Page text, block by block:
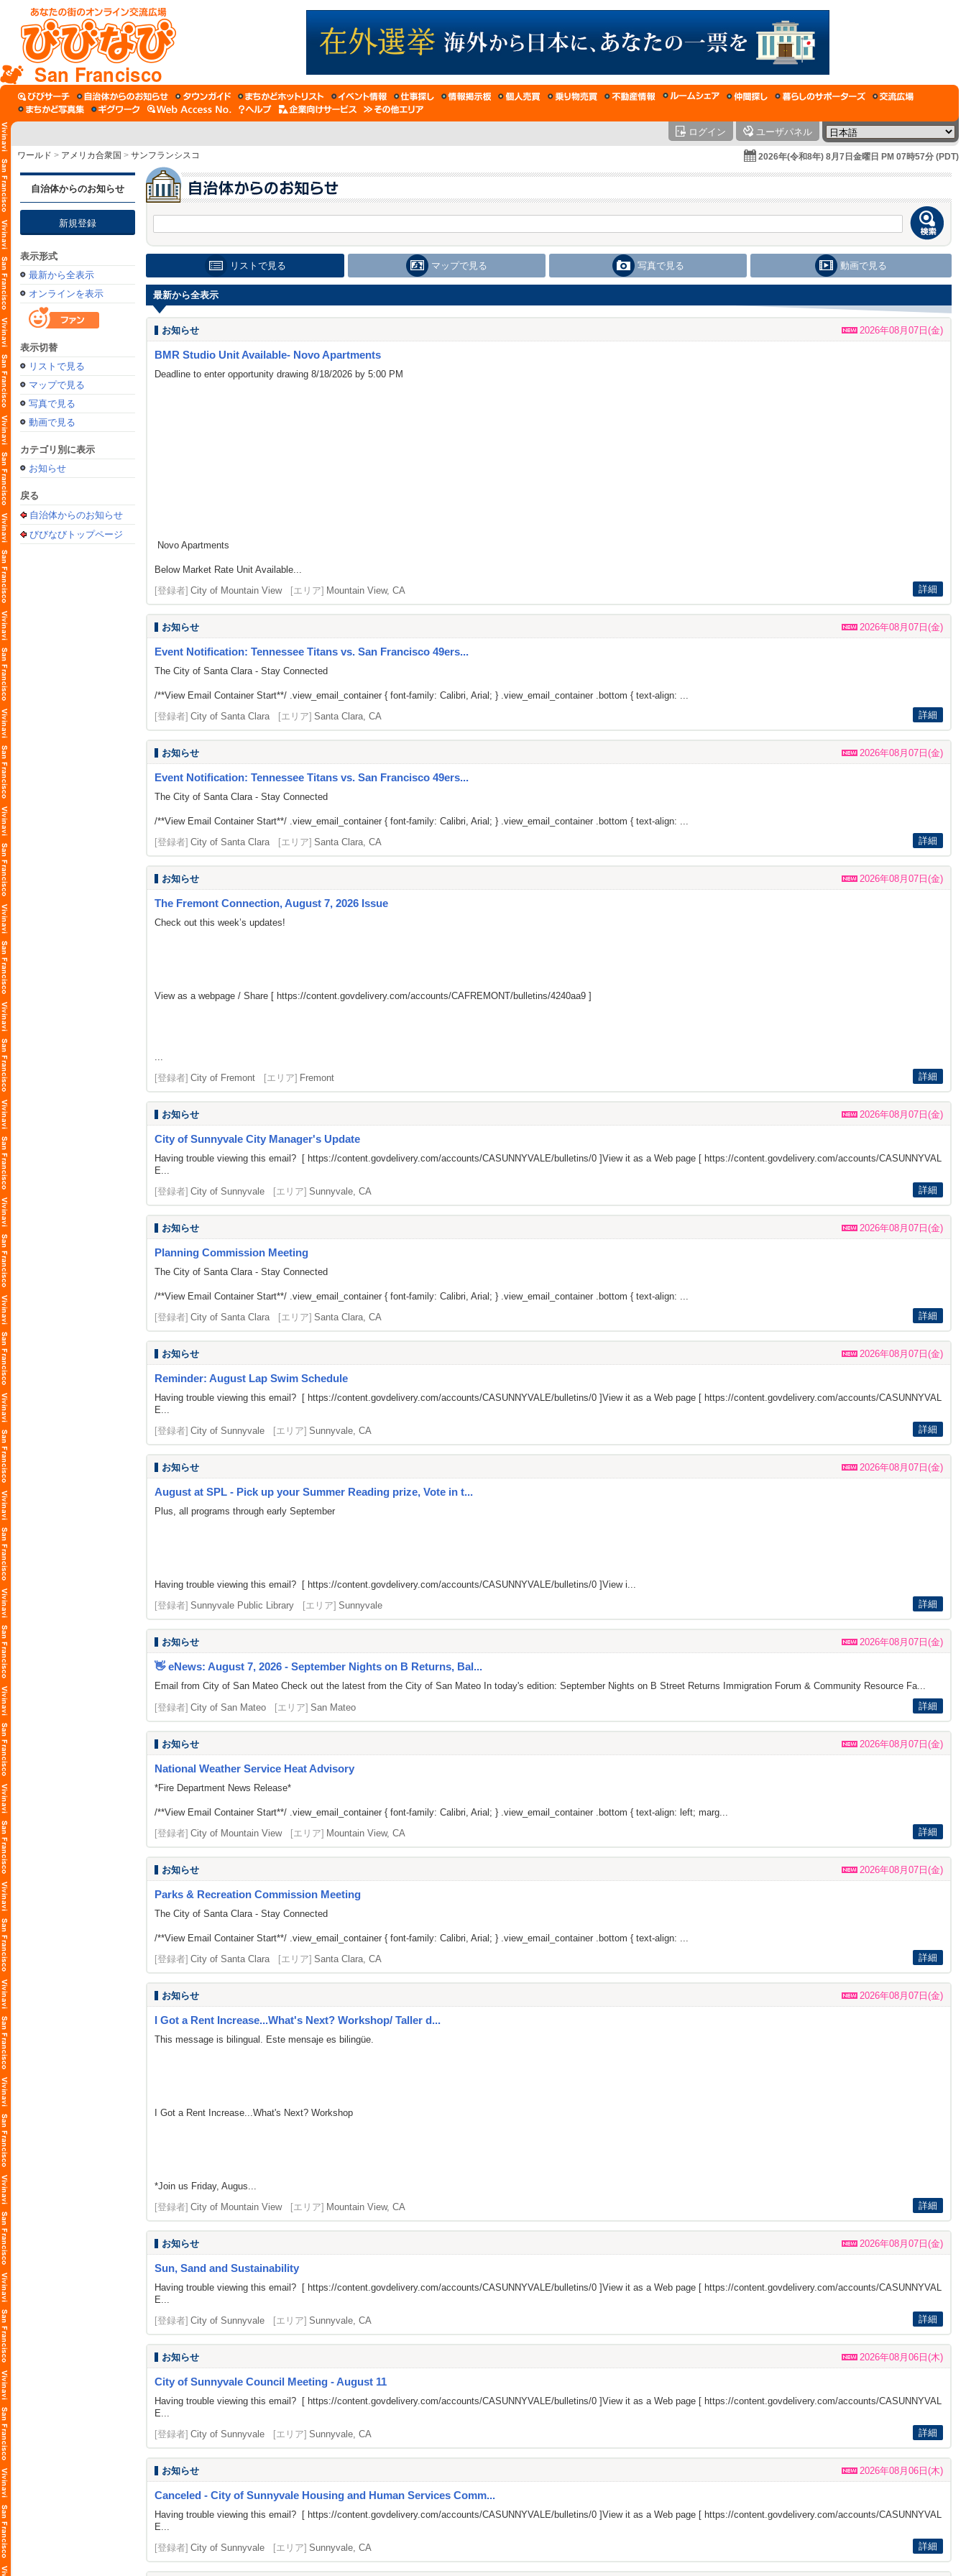
San Francisco
ログイン ユーザパネル
ワールド > アメリカ合衆国 > サンフランシスコ 2026年(令和8年) 8月7日金曜日 PM 07時57分 (PDT)
自治体からのお知らせ
新規登録
表示形式
最新から全表示
オンラインを表示
表示切替
リストで見る
マップで見る
写真で見る
動画で見る
カテゴリ別に表示
お知らせ
戻る
自治体からのお知らせ
びびなびトップページ
リストで見る マップで見る 写真で見る 動画で見る
最新から全表示
お知らせ 2026年08月07日(金)
BMR Studio Unit Available- Novo Apartments
Deadline to enter opportunity drawing 8/18/2026 by 5:00 PM
Novo Apartments
Below Market Rate Unit Available...
[登録者] City of Mountain View [エリア] Mountain View, CA 詳細
お知らせ 2026年08月07日(金)
Event Notification: Tennessee Titans vs. San Francisco 49ers...
The City of Santa Clara - Stay Connected
/**View Email Container Start**/ .view_email_container { font-family: Calibri, Arial; } .view_email_container .bottom { text-align: ...
[登録者] City of Santa Clara [エリア] Santa Clara, CA 詳細
お知らせ 2026年08月07日(金)
Event Notification: Tennessee Titans vs. San Francisco 49ers...
The City of Santa Clara - Stay Connected
/**View Email Container Start**/ .view_email_container { font-family: Calibri, Arial; } .view_email_container .bottom { text-align: ...
[登録者] City of Santa Clara [エリア] Santa Clara, CA 詳細
お知らせ 2026年08月07日(金)
The Fremont Connection, August 7, 2026 Issue
Check out this week’s updates!
View as a webpage / Share [ https://content.govdelivery.com/accounts/CAFREMONT/bulletins/4240aa9 ]
...
[登録者] City of Fremont [エリア] Fremont 詳細
お知らせ 2026年08月07日(金)
City of Sunnyvale City Manager's Update
Having trouble viewing this email? [ https://content.govdelivery.com/accounts/CASUNNYVALE/bulletins/0 ]View it as a Web page [ https://content.govdelivery.com/accounts/CASUNNYVAL
E...
[登録者] City of Sunnyvale [エリア] Sunnyvale, CA 詳細
お知らせ 2026年08月07日(金)
Planning Commission Meeting
The City of Santa Clara - Stay Connected
/**View Email Container Start**/ .view_email_container { font-family: Calibri, Arial; } .view_email_container .bottom { text-align: ...
[登録者] City of Santa Clara [エリア] Santa Clara, CA 詳細
お知らせ 2026年08月07日(金)
Reminder: August Lap Swim Schedule
Having trouble viewing this email? [ https://content.govdelivery.com/accounts/CASUNNYVALE/bulletins/0 ]View it as a Web page [ https://content.govdelivery.com/accounts/CASUNNYVAL
E...
[登録者] City of Sunnyvale [エリア] Sunnyvale, CA 詳細
お知らせ 2026年08月07日(金)
August at SPL - Pick up your Summer Reading prize, Vote in t...
Plus, all programs through early September
Having trouble viewing this email? [ https://content.govdelivery.com/accounts/CASUNNYVALE/bulletins/0 ]View i...
[登録者] Sunnyvale Public Library [エリア] Sunnyvale 詳細
お知らせ 2026年08月07日(金)
👋 eNews: August 7, 2026 - September Nights on B Returns, Bal...
Email from City of San Mateo Check out the latest from the City of San Mateo In today's edition: September Nights on B Street Returns Immigration Forum & Community Resource Fa...
[登録者] City of San Mateo [エリア] San Mateo 詳細
お知らせ 2026年08月07日(金)
National Weather Service Heat Advisory
*Fire Department News Release*
/**View Email Container Start**/ .view_email_container { font-family: Calibri, Arial; } .view_email_container .bottom { text-align: left; marg...
[登録者] City of Mountain View [エリア] Mountain View, CA 詳細
お知らせ 2026年08月07日(金)
Parks & Recreation Commission Meeting
The City of Santa Clara - Stay Connected
/**View Email Container Start**/ .view_email_container { font-family: Calibri, Arial; } .view_email_container .bottom { text-align: ...
[登録者] City of Santa Clara [エリア] Santa Clara, CA 詳細
お知らせ 2026年08月07日(金)
I Got a Rent Increase...What's Next? Workshop/ Taller d...
This message is bilingual. Este mensaje es bilingüe.
I Got a Rent Increase...What's Next? Workshop
*Join us Friday, Augus...
[登録者] City of Mountain View [エリア] Mountain View, CA 詳細
お知らせ 2026年08月07日(金)
Sun, Sand and Sustainability
Having trouble viewing this email? [ https://content.govdelivery.com/accounts/CASUNNYVALE/bulletins/0 ]View it as a Web page [ https://content.govdelivery.com/accounts/CASUNNYVAL
E...
[登録者] City of Sunnyvale [エリア] Sunnyvale, CA 詳細
お知らせ 2026年08月06日(木)
City of Sunnyvale Council Meeting - August 11
Having trouble viewing this email? [ https://content.govdelivery.com/accounts/CASUNNYVALE/bulletins/0 ]View it as a Web page [ https://content.govdelivery.com/accounts/CASUNNYVAL
E...
[登録者] City of Sunnyvale [エリア] Sunnyvale, CA 詳細
お知らせ 2026年08月06日(木)
Canceled - City of Sunnyvale Housing and Human Services Comm...
Having trouble viewing this email? [ https://content.govdelivery.com/accounts/CASUNNYVALE/bulletins/0 ]View it as a Web page [ https://content.govdelivery.com/accounts/CASUNNYVAL
E...
[登録者] City of Sunnyvale [エリア] Sunnyvale, CA 詳細